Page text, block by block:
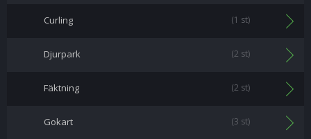
Curling (1 st)
Djurpark (2 st)
Fäktning (2 st)
Gokart (3 st)